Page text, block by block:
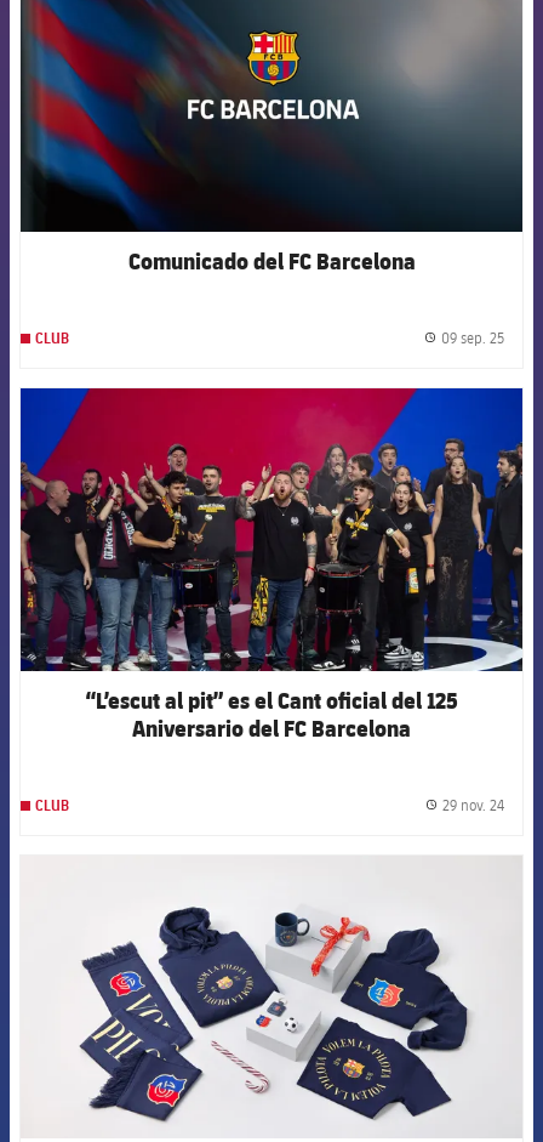
Comunicado del FC Barcelona
CLUB 09 sep. 25
FCB Barcelona badge
“L’escut al pit” es el Cant oficial del 125
Aniversario del FC Barcelona
CLUB 29 nov. 24